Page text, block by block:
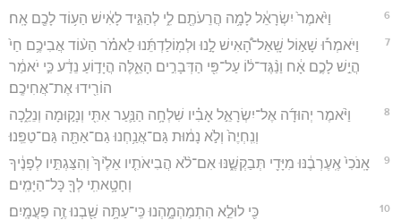
6 וַיֹּ֙אמֶר֙ יִשְׂרָאֵ֔ל לָמָ֥ה הֲרֵעֹתֶ֖ם לִ֑י לְהַגִּ֣יד לָאִ֔ישׁ הַע֥וֹד לָכֶ֖ם אָֽח׃
7
וַיֹּאמְר֡וּ שָׁא֣וֹל שָֽׁאַל־הָ֠אִישׁ לָ֣נוּ וּלְמֽוֹלַדְתֵּ֜נוּ לֵאמֹ֗ר הַע֨וֹד אֲבִיכֶ֥ם חַי֙
הֲיֵ֣שׁ לָכֶ֣ם אָ֔ח וַנַ֨גֶּד־ל֔וֹ עַל־פִּ֖י הַדְּבָרִ֣ים הָאֵ֑לֶּה הֲיָד֣וֹעַ נֵדַ֔ע כִּ֣י יֹאמַ֔ר
הוֹרִ֖ידוּ אֶת־אֲחִיכֶֽם׃
8
וַיֹּ֨אמֶר יְהוּדָ֜ה אֶל־יִשְׂרָאֵ֣ל אָבִ֗יו שִׁלְחָ֥ה הַנַּ֛עַר אִתִּ֖י וְנָק֣וּמָה וְנֵלֵ֑כָה
וְנִֽחְיֶה֙ וְלֹ֣א נָמ֔וּת גַּם־אֲנַ֥חְנוּ גַם־אַתָּ֖ה גַּם־טַפֵּֽנוּ׃
9
אָֽנֹכִי֙ אֶֽעֶרְבֶ֔נּוּ מִיָּדִ֖י תְּבַקְשֶׁ֑נּוּ אִם־לֹ֨א הֲבִיאֹתִ֤יו אֵלֶ֙יךָ֙ וְהִצַּגְתִּ֣יו לְפָנֶ֔יךָ
וְחָטָ֥אתִֽי לְךָ֖ כָּל־הַיָּמִֽים׃
10 כִּ֖י לוּלֵ֣א הִתְמַהְמָ֑הְנוּ כִּֽי־עַתָּ֥ה שַׁ֖בְנוּ זֶ֥ה פַעֲמָֽיִם׃